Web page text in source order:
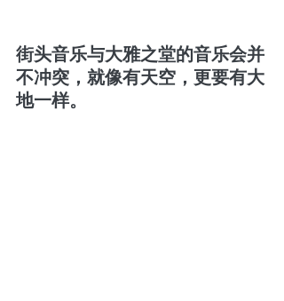
街头音乐与大雅之堂的音乐会并
不冲突，就像有天空，更要有大
地一样。